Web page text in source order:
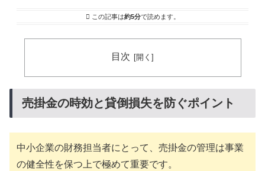
この記事は約5分で読めます。
目次
売掛金の時効と貸倒損失を防ぐポイント
中小企業の財務担当者にとって、売掛金の管理は事業
の健全性を保つ上で極めて重要です。